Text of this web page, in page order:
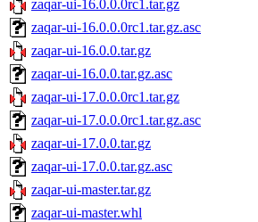
zaqar-ui-16.0.0.0rc1.tar.gz
zaqar-ui-16.0.0.0rc1.tar.gz.asc
zaqar-ui-16.0.0.tar.gz
zaqar-ui-16.0.0.tar.gz.asc
zaqar-ui-17.0.0.0rc1.tar.gz
zaqar-ui-17.0.0.0rc1.tar.gz.asc
zaqar-ui-17.0.0.tar.gz
zaqar-ui-17.0.0.tar.gz.asc
zaqar-ui-master.tar.gz
zaqar-ui-master.whl